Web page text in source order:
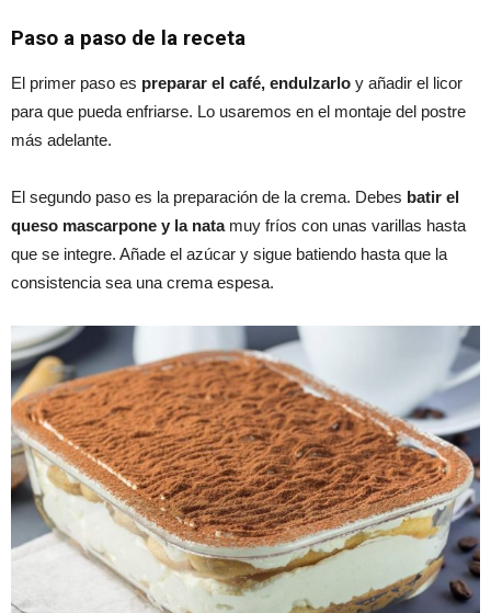
Paso a paso de la receta
El primer paso es preparar el café, endulzarlo y añadir el licor
para que pueda enfriarse. Lo usaremos en el montaje del postre
más adelante.
El segundo paso es la preparación de la crema. Debes batir el
queso mascarpone y la natamuy fríos con unas varillas hasta
que se integre. Añade el azúcar y sigue batiendo hasta que la
consistencia sea una crema espesa.